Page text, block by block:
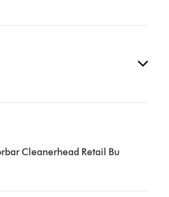
Cleanerhead Retail Bu